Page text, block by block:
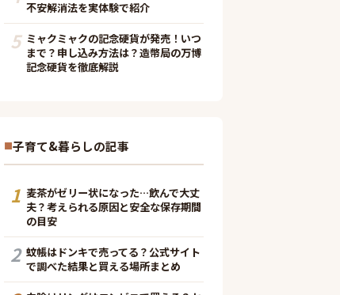
不安解消法を実体験で紹介
5 ミャクミャクの記念硬貨が発売！いつ
まで？申し込み方法は？造幣局の万博
記念硬貨を徹底解説
子育て&暮らしの記事
1 麦茶がゼリー状になった…飲んで大丈
夫？考えられる原因と安全な保存期間
の目安
2 蚊帳はドンキで売ってる？公式サイト
で調べた結果と買える場所まとめ